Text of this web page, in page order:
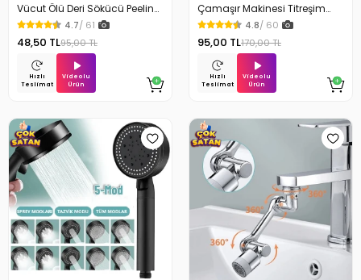
Vücut Ölü Deri Sökücü Peeling
Banyo Duş Süngeri
4.7/ 61
48,50 TL95,00 TL
Hızlı
Teslimat
Videolu
Ürün
Çamaşır Makinesi Titreşim
Engelleyici Stoper 4Lü
4.8/ 60
95,00 TL170,00 TL
Hızlı
Teslimat
Videolu
Ürün